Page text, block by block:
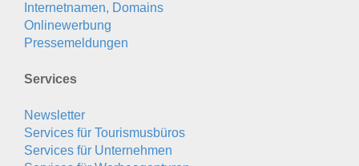
Internetnamen, Domains
Onlinewerbung
Pressemeldungen
Services
Newsletter
Services für Tourismusbüros
Services für Unternehmen